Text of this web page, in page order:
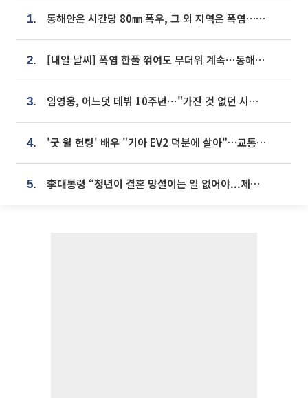
1. 동해안은 시간당 80㎜ 폭우, 그 외 지역은 폭염…‘극과 극 날씨’
2. [내일 날씨] 폭염 한풀 꺾여도 무더위 계속⋯동해안 이틀 연속 비
3. 임영웅, 어느덧 데뷔 10주년⋯"가진 것 없던 시절, 내 앞엔 20명의 팬뿐"
4. '굿 윌 헌팅' 배우 "기아 EV2 덕분에 살아"…교통사고 후 안전성 극찬
5. 李대통령 “청년이 결혼 망설이는 일 없어야...제도상 불이익 조사”